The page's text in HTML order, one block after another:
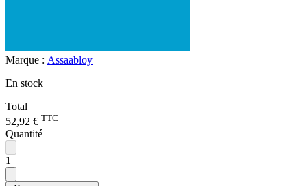
Marque : Assaabloy
En stock
Total
52,92 € TTC
Quantité
1